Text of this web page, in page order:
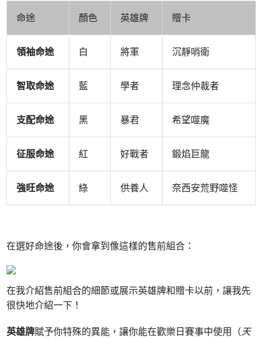
命途 顏色 英雄牌 贈卡
領袖命途 白 將軍 沉靜哨衛
智取命途 藍 學者 理念仲裁者
支配命途 黑 暴君 希望噬魔
征服命途 紅 好戰者 鍛焰巨龍
強旺命途 綠 供養人 奈西安荒野噬怪
在選好命途後，你會拿到像這樣的售前組合：
在我介紹售前組合的細節或展示英雄牌和贈卡以前，讓我先
很快地介紹一下！
英雄牌賦予你特殊的異能，讓你能在歡樂日賽事中使用（天